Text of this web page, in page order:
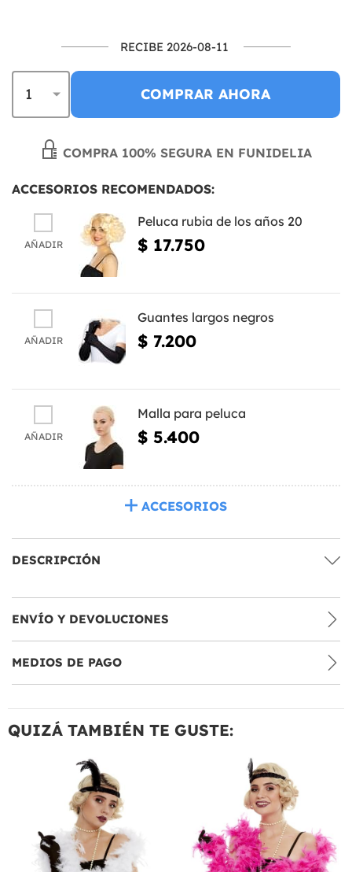
RECIBE 2026-08-11
COMPRAR AHORA
COMPRA 100% SEGURA EN FUNIDELIA
ACCESORIOS RECOMENDADOS:
AÑADIR
Peluca rubia de los años 20
$ 17.750
AÑADIR
Guantes largos negros
$ 7.200
AÑADIR
Malla para peluca
$ 5.400
ACCESORIOS
DESCRIPCIÓN
ENVÍO Y DEVOLUCIONES
MEDIOS DE PAGO
QUIZÁ TAMBIÉN TE GUSTE: